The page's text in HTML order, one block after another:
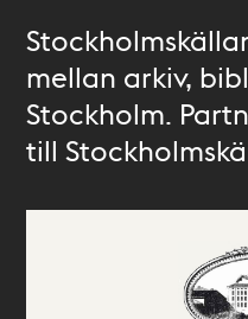
mellan arkiv,
Stockholm.
till